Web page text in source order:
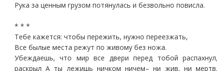
Рука за ценным грузом потянулась и безвольно повисла.
* * *
Тебе кажется: чтобы пережить, нужно переезжать,
Все былые места режут по живому без ножа.
Убеждаешь, что мир все двери перед тобой
раскрыл А ты лежишь ничком ничем– ни жив, ни